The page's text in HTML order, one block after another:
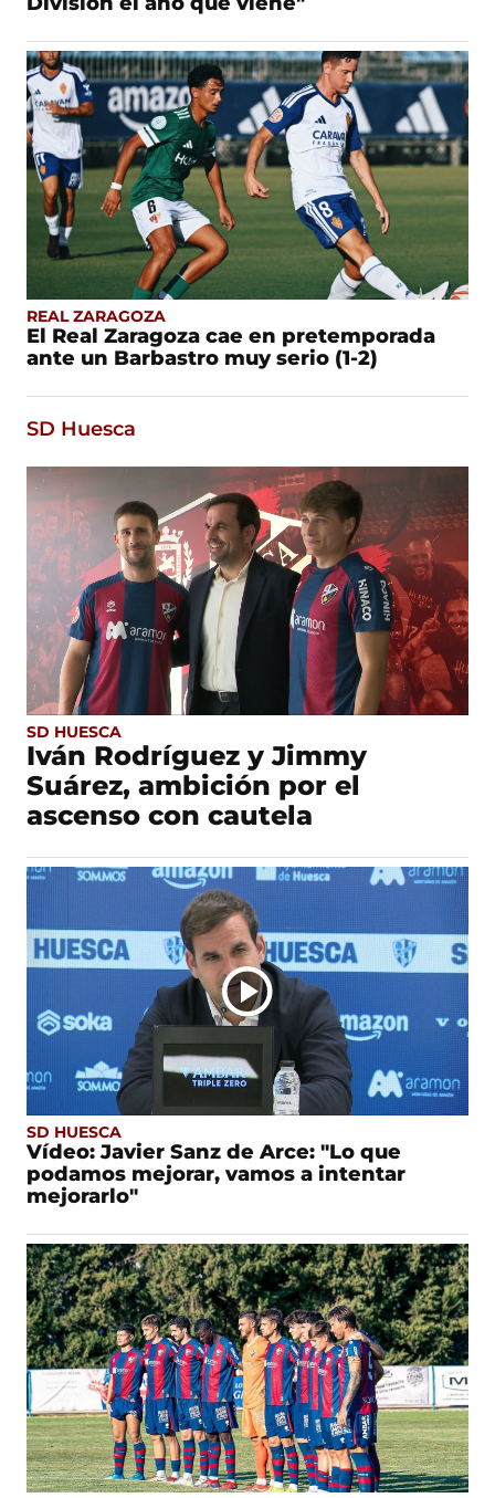
REAL ZARAGOZA
El Real Zaragoza cae en pretemporada
ante un Barbastro muy serio (1-2)
SD Huesca
SD HUESCA
Iván Rodríguez y Jimmy
Suárez, ambición por el
ascenso con cautela
SD HUESCA
Vídeo: Javier Sanz de Arce: "Lo que
podamos mejorar, vamos a intentar
mejorarlo"